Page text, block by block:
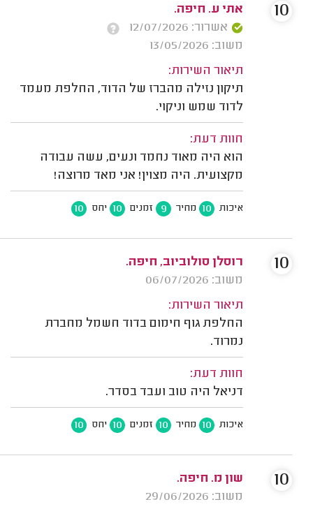
אתי ע. חיפה.
אשרור: 12/07/2026
משוב: 13/05/2026
תיאור השירות:
תיקון נזילה מהברז של הדוד, החלפת מעמד
לדוד שמש וניקוי.
חוות דעת:
הוא היה מאוד נחמד ונעים, עשה עבודה
מקצועית. היה מצוין! אני מאד מרוצה!
איכות 10 מחיר 9 זמנים 10 יחס 10
10
רוסלן סולוביוב, חיפה.
משוב: 06/07/2026
תיאור השירות:
החלפת גוף חימום בדוד חשמל מחברת
נמרוד.
חוות דעת:
דניאל היה טוב ועבד בסדר.
איכות 10 מחיר 10 זמנים 10 יחס 10
10
שון מ. חיפה.
משוב: 29/06/2026
10